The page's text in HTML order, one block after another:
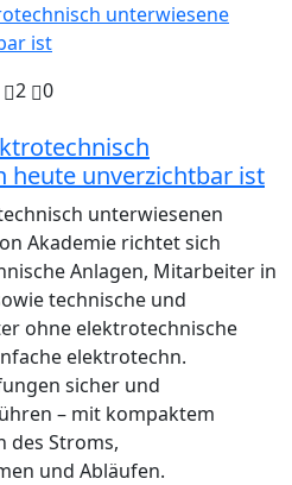
2
0
heute unverzichtbar ist
unterwiesenen
Akademie richtet sich
Anlagen, Mitarbeiter in
technische und
ohne elektrotechnische
elektrotechn.
sicher und
– mit kompaktem
des Stroms,
und Abläufen.